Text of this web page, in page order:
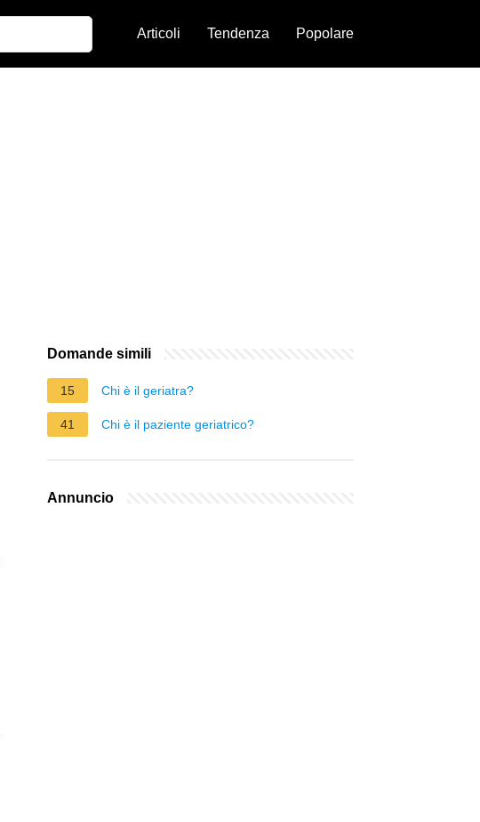
Articoli Tendenza Popolare
Domande simili
15 Chi è il geriatra?
41 Chi è il paziente geriatrico?
Annuncio